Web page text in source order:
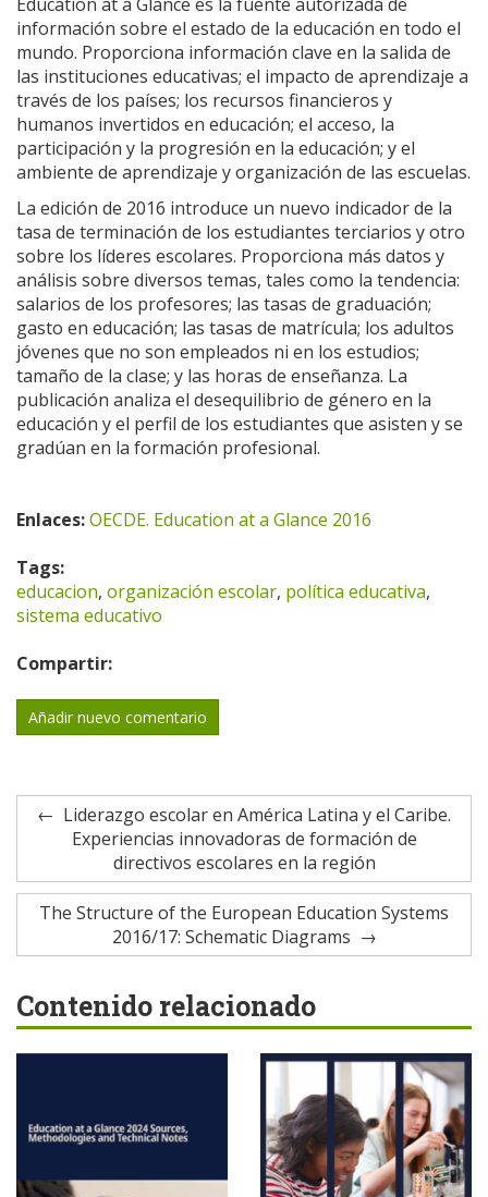
información sobre el estado de la educación en todo el
mundo. Proporciona información clave en la salida de
las instituciones educativas; el impacto de aprendizaje a
través de los países; los recursos financieros y
humanos invertidos en educación; el acceso, la
participación y la progresión en la educación; y el
ambiente de aprendizaje y organización de las escuelas.
La edición de 2016 introduce un nuevo indicador de la
tasa de terminación de los estudiantes terciarios y otro
sobre los líderes escolares. Proporciona más datos y
análisis sobre diversos temas, tales como la tendencia:
salarios de los profesores; las tasas de graduación;
gasto en educación; las tasas de matrícula; los adultos
jóvenes que no son empleados ni en los estudios;
tamaño de la clase; y las horas de enseñanza. La
publicación analiza el desequilibrio de género en la
educación y el perfil de los estudiantes que asisten y se
gradúan en la formación profesional.
Enlaces:OECDE. Education at a Glance 2016
Tags:
educacion, organización escolar, política educativa,
sistema educativo
Compartir:
Añadir nuevo comentario
Liderazgo escolar en América Latina y el Caribe.
Experiencias innovadoras de formación de
directivos escolares en la región
The Structure of the European Education Systems
2016/17: Schematic Diagrams
Contenido relacionado